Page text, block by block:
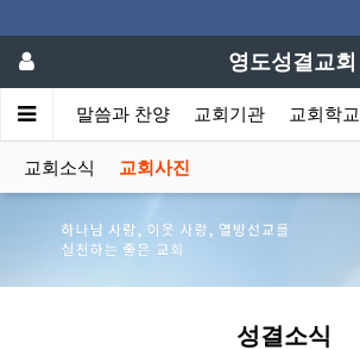
영도성결교회
소개 말씀과 찬양 교회기관 교회학교
교회소식 교회사진
성결소식